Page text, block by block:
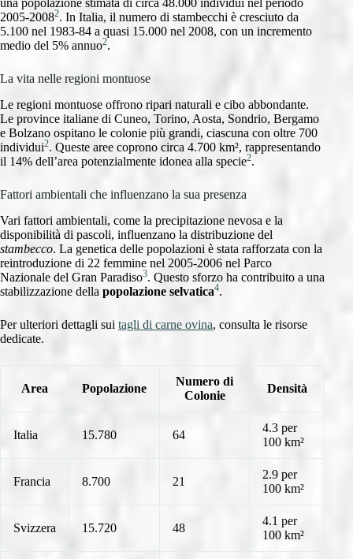
una popolazione stimata di circa 48.000 individui nel periodo
2005-20082. In Italia, il numero di stambecchi è cresciuto da
5.100 nel 1983-84 a quasi 15.000 nel 2008, con un incremento
medio del 5% annuo2.
La vita nelle regioni montuose
Le regioni montuose offrono ripari naturali e cibo abbondante.
Le province italiane di Cuneo, Torino, Aosta, Sondrio, Bergamo
e Bolzano ospitano le colonie più grandi, ciascuna con oltre 700
individui2. Queste aree coprono circa 4.700 km², rappresentando
il 14% dell’area potenzialmente idonea alla specie2.
Fattori ambientali che influenzano la sua presenza
Vari fattori ambientali, come la precipitazione nevosa e la
disponibilità di pascoli, influenzano la distribuzione del
stambecco. La genetica delle popolazioni è stata rafforzata con la
reintroduzione di 22 femmine nel 2005-2006 nel Parco
Nazionale del Gran Paradiso3. Questo sforzo ha contribuito a una
stabilizzazione della popolazione selvatica4.
Per ulteriori dettagli sui tagli di carne ovina, consulta le risorse
dedicate.
Area Popolazione
Numero di
Colonie
Densità
Italia 15.780 64
4.3 per
100 km²
Francia 8.700 21
2.9 per
100 km²
Svizzera 15.720 48
4.1 per
100 km²